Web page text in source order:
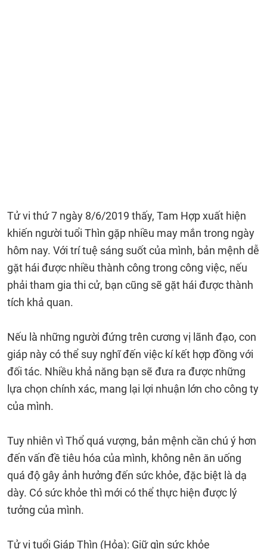
Tử vi thứ 7 ngày 8/6/2019 thấy, Tam Hợp xuất hiện
khiến người tuổi Thìn gặp nhiều may mắn trong ngày
hôm nay. Với trí tuệ sáng suốt của mình, bản mệnh dễ
gặt hái được nhiều thành công trong công việc, nếu
phải tham gia thi cử, bạn cũng sẽ gặt hái được thành
tích khả quan.
Nếu là những người đứng trên cương vị lãnh đạo, con
giáp này có thể suy nghĩ đến việc kí kết hợp đồng với
đối tác. Nhiều khả năng bạn sẽ đưa ra được những
lựa chọn chính xác, mang lại lợi nhuận lớn cho công ty
của mình.
Tuy nhiên vì Thổ quá vượng, bản mệnh cần chú ý hơn
đến vấn đề tiêu hóa của mình, không nên ăn uống
quá độ gây ảnh hưởng đến sức khỏe, đặc biệt là dạ
dày. Có sức khỏe thì mới có thể thực hiện được lý
tưởng của mình.
Tử vi tuổi Giáp Thìn (Hỏa): Giữ gìn sức khỏe